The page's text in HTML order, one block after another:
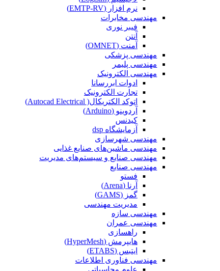
نرم افزار (EMTP-RV)
مهندسی مخابرات
فیبر نوری
آنتن
آمنت (OMNET)
مهندسی پزشکی
مهندسی پلیمر
مهندسی الکترونیک
ادوات ابررسانا
تجارت الکترونیک
اتوکد الکتریکال( Autocad Electrical)
آردوینو (Arduino)
کیدنس
آزمایشگاه dsp
مهندسی شهرسازی
مهندسی ماشین‌های صنایع غذایی
مهندسی صنایع و سیستم‌های مدیریت
مهندسی صنایع
فستو
آرنا (Arena)
گمز (GAMS)
مدیریت مهندسی
مهندسی سازه
مهندسی عمران‌
راهسازی
هایپرمش (HyperMesh)
ایتبس (ETABS)
مهندسی فناوری اطلاعات
علوم محاسباتی